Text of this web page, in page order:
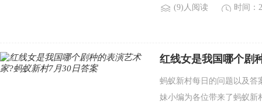
(9)人阅读 时间：
红线女是我国哪个剧
蚂蚁新村每日的问题以及答
妹小编为各位带来了蚂蚁新